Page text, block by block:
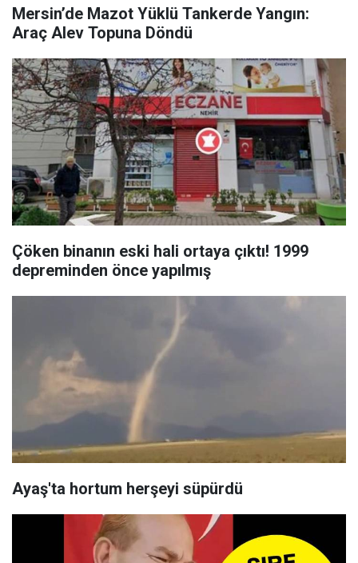
Mersin’de Mazot Yüklü Tankerde Yangın:
Araç Alev Topuna Döndü
Çöken binanın eski hali ortaya çıktı! 1999
depreminden önce yapılmış
Ayaş'ta hortum herşeyi süpürdü